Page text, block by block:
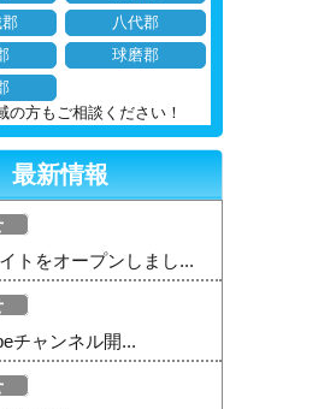
郡
八代郡
球磨郡
の方もご相談ください！
最新情報
トをオープンしまし...
チャンネル開...